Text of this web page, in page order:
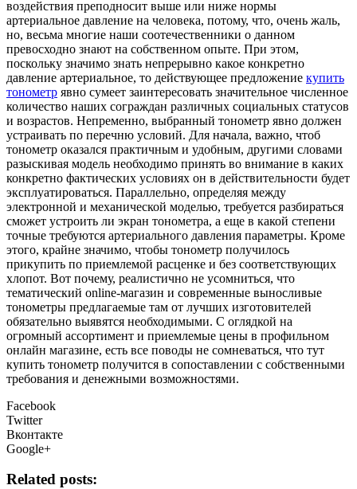
воздействия преподносит выше или ниже нормы
артериальное давление на человека, потому, что, очень жаль,
но, весьма многие наши соотечественники о данном
превосходно знают на собственном опыте. При этом,
поскольку значимо знать непрерывно какое конкретно
давление артериальное, то действующее предложение купить
тонометр явно сумеет заинтересовать значительное численное
количество наших сограждан различных социальных статусов
и возрастов. Непременно, выбранный тонометр явно должен
устраивать по перечню условий. Для начала, важно, чтоб
тонометр оказался практичным и удобным, другими словами
разыскивая модель необходимо принять во внимание в каких
конкретно фактических условиях он в действительности будет
эксплуатироваться. Параллельно, определяя между
электронной и механической моделью, требуется разбираться
сможет устроить ли экран тонометра, а еще в какой степени
точные требуются артериального давления параметры. Кроме
этого, крайне значимо, чтобы тонометр получилось
прикупить по приемлемой расценке и без соответствующих
хлопот. Вот почему, реалистично не усомниться, что
тематический online-магазин и современные выносливые
тонометры предлагаемые там от лучших изготовителей
обязательно выявятся необходимыми. С оглядкой на
огромный ассортимент и приемлемые цены в профильном
онлайн магазине, есть все поводы не сомневаться, что тут
купить тонометр получится в сопоставлении с собственными
требования и денежными возможностями.
Facebook
Twitter
Вконтакте
Google+
Related posts: